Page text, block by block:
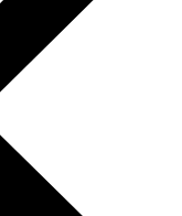
Kaffebrygga